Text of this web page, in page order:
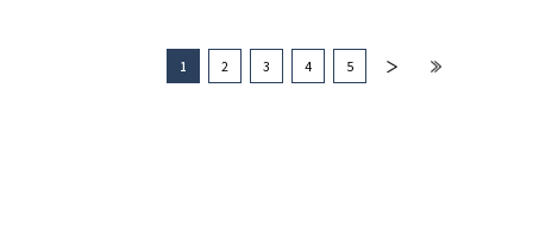
1 2 3 4 5